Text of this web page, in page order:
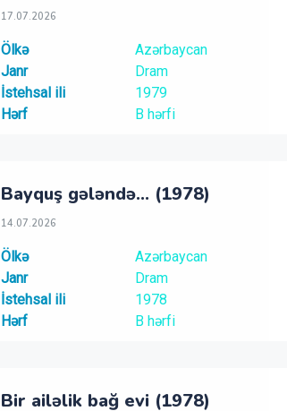
17.07.2026
Ölkə
Azərbaycan
Janr
Dram
İstehsal ili
1979
Hərf
B hərfi
Bayquş gələndə... (1978)
14.07.2026
Ölkə
Azərbaycan
Janr
Dram
İstehsal ili
1978
Hərf
B hərfi
Bir ailəlik bağ evi (1978)